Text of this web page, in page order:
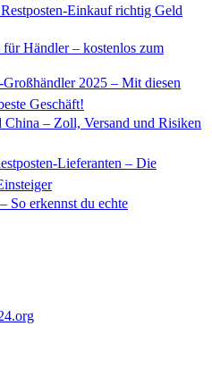
Einkauf richtig Geld
Händler – kostenlos zum
2025 – Mit diesen
Geschäft!
– Zoll, Versand und Risiken
Lieferanten – Die
So erkennst du echte